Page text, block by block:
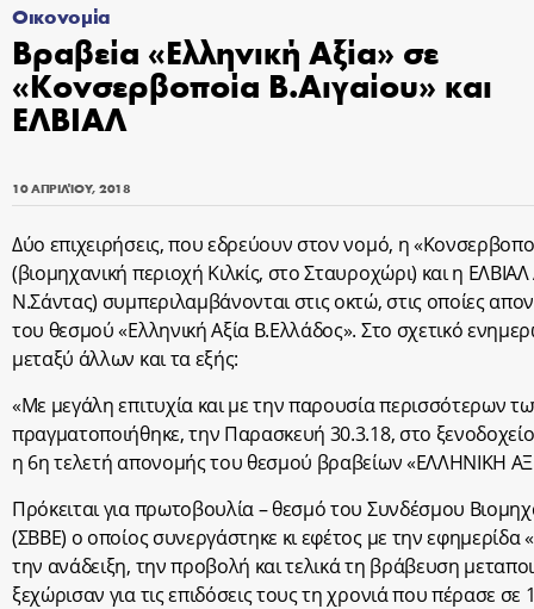
Οικονομία
Βραβεία «Ελληνική Αξία» σε
«Κονσερβοποία Β.Αιγαίου» και
ΕΛΒΙΑΛ
10 ΑΠΡΙΛΊΟΥ, 2018
Δύο επιχειρήσεις, που εδρεύουν στον νομό, η
(βιομηχανική περιοχή Κιλκίς, στο Σταυροχώρι) και η
Ν.Σάντας) συμπεριλαμβάνονται στις οκτώ, στις οποίες
του θεσμού «Ελληνική Αξία Β.Ελλάδος». Στο σχετικό
μεταξύ άλλων και τα εξής:
«Με μεγάλη επιτυχία και με την παρουσία περισσότερων
πραγματοποιήθηκε, την Παρασκευή 30.3.18, στο
η 6η τελετή απονομής του θεσμού βραβείων «ΕΛΛΗΝΙΚΗ
Πρόκειται για πρωτοβουλία – θεσμό του Συνδέσμου
(ΣΒΒΕ) ο οποίος συνεργάστηκε κι εφέτος με την
την ανάδειξη, την προβολή και τελικά τη βράβευση
ξεχώρισαν για τις επιδόσεις τους τη χρονιά που πέρασε σε